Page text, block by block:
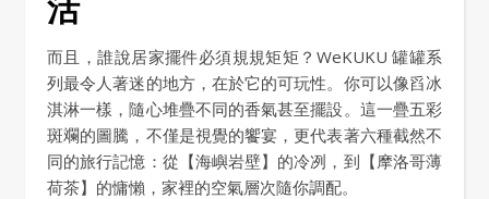
而且，誰說居家擺件必須規規矩矩？WeKUKU 罐罐系
列最令人著迷的地方，在於它的可玩性。你可以像舀冰
淇淋一樣，隨心堆疊不同的香氣甚至擺設。這一疊五彩
斑斕的圖騰，不僅是視覺的饗宴，更代表著六種截然不
同的旅行記憶：從【海嶼岩壁】的冷冽，到【摩洛哥薄
荷茶】的慵懶，家裡的空氣層次隨你調配。